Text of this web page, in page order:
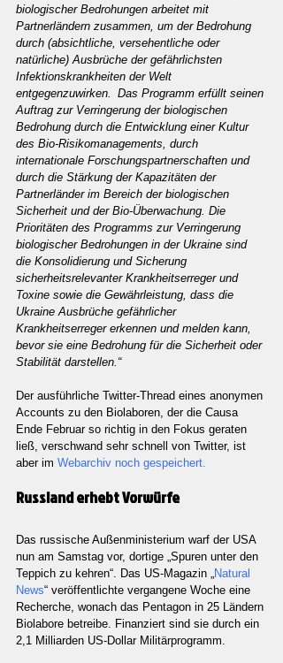
biologischer Bedrohungen arbeitet mit
Partnerländern zusammen, um der Bedrohung
durch (absichtliche, versehentliche oder
natürliche) Ausbrüche der gefährlichsten
Infektionskrankheiten der Welt
entgegenzuwirken.  Das Programm erfüllt seinen
Auftrag zur Verringerung der biologischen
Bedrohung durch die Entwicklung einer Kultur
des Bio-Risikomanagements, durch
internationale Forschungspartnerschaften und
durch die Stärkung der Kapazitäten der
Partnerländer im Bereich der biologischen
Sicherheit und der Bio-Überwachung. Die
Prioritäten des Programms zur Verringerung
biologischer Bedrohungen in der Ukraine sind
die Konsolidierung und Sicherung
sicherheitsrelevanter Krankheitserreger und
Toxine sowie die Gewährleistung, dass die
Ukraine Ausbrüche gefährlicher
Krankheitserreger erkennen und melden kann,
bevor sie eine Bedrohung für die Sicherheit oder
Stabilität darstellen.“
Der ausführliche Twitter-Thread eines anonymen
Accounts zu den Biolaboren, der die Causa
Ende Februar so richtig in den Fokus geraten
ließ, verschwand sehr schnell von Twitter, ist
aber im Webarchiv noch gespeichert.
Russland erhebt Vorwürfe
Das russische Außenministerium warf der USA
nun am Samstag vor, dortige „Spuren unter den
Teppich zu kehren“. Das US-Magazin „Natural
News“ veröffentlichte vergangene Woche eine
Recherche, wonach das Pentagon in 25 Ländern
Biolabore betreibe. Finanziert sind sie durch ein
2,1 Milliarden US-Dollar Militärprogramm.